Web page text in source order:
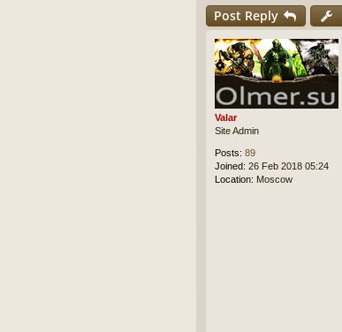
Post Reply
Valar
Site Admin
Posts: 89
Joined: 26 Feb 2018 05:24
Location: Moscow